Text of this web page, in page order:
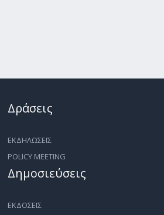
Δράσεις
ΕΚΔΗΛΩΣΕΙΣ
POLICY MEETING
Δημοσιεύσεις
ΕΚΔΟΣΕΙΣ